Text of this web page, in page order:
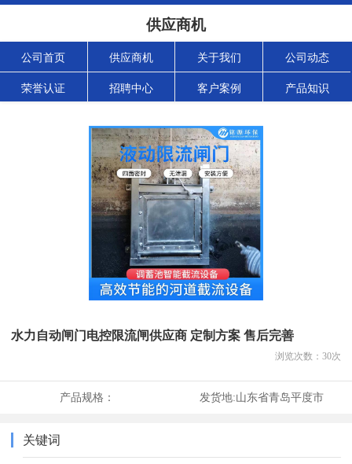
供应商机
公司首页 供应商机 关于我们 公司动态
荣誉认证 招聘中心 客户案例 产品知识
水力自动闸门电控限流闸供应商 定制方案 售后完善
浏览次数： 30次
产品规格： 发货地:山东省青岛平度市
关键词